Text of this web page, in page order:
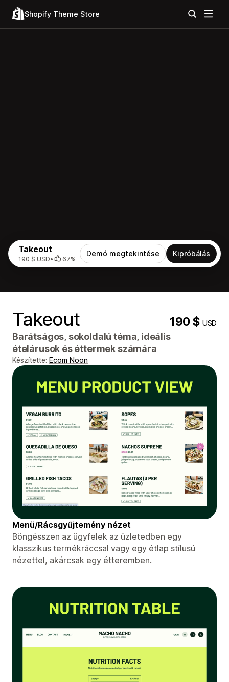
Shopify Theme Store
Takeout
190 $ USD• 67%
Demó megtekintése Kipróbálás
Takeout 190 $USD
Barátságos, sokoldalú téma, ideális
ételárusok és éttermek számára
Készítette: Ecom Noon
Menü/Rácsgyűjtemény nézet
Böngésszen az ügyfelek az üzletedben egy
klasszikus termékráccsal vagy egy étlap stílusú
nézettel, akárcsak egy étteremben.